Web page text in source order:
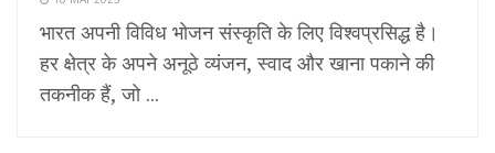
भारत अपनी विविध भोजन संस्कृति के लिए विश्वप्रसिद्ध है।
हर क्षेत्र के अपने अनूठे व्यंजन, स्वाद और खाना पकाने की
तकनीक हैं, जो ...